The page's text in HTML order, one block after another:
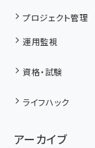
プロジェクト管理
運用監視
資格・試験
ライフハック
アーカイブ